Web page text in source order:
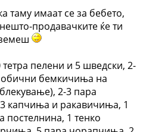
таму имаат се за бебето,
продавачките ќе ти
земеш
пелени и 5 шведски, 2-
бемкичиња на
2-3 пара
капчиња и ракавичиња, 1
постелнина, 1 тенко